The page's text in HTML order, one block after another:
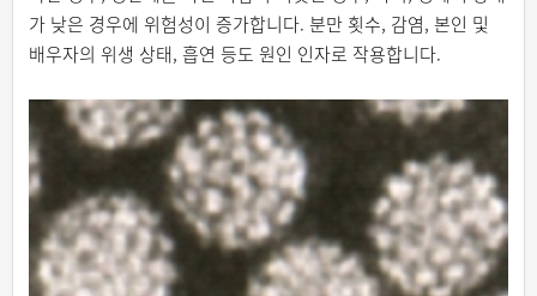
가 낮은 경우에 위험성이 증가합니다. 분만 횟수, 감염, 본인 및
배우자의 위생 상태, 흡연 등도 원인 인자로 작용합니다.